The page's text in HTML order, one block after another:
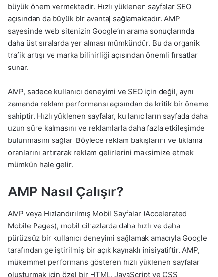
büyük önem vermektedir. Hızlı yüklenen sayfalar SEO
açısından da büyük bir avantaj sağlamaktadır. AMP
sayesinde web sitenizin Google’ın arama sonuçlarında
daha üst sıralarda yer alması mümkündür. Bu da organik
trafik artışı ve marka bilinirliği açısından önemli fırsatlar
sunar.
AMP, sadece kullanıcı deneyimi ve SEO için değil, aynı
zamanda reklam performansı açısından da kritik bir öneme
sahiptir. Hızlı yüklenen sayfalar, kullanıcıların sayfada daha
uzun süre kalmasını ve reklamlarla daha fazla etkileşimde
bulunmasını sağlar. Böylece reklam bakışlarını ve tıklama
oranlarını artırarak reklam gelirlerini maksimize etmek
mümkün hale gelir.
AMP Nasıl Çalışır?
AMP veya Hızlandırılmış Mobil Sayfalar (Accelerated
Mobile Pages), mobil cihazlarda daha hızlı ve daha
pürüzsüz bir kullanıcı deneyimi sağlamak amacıyla Google
tarafından geliştirilmiş bir açık kaynaklı inisiyatiftir. AMP,
mükemmel performans gösteren hızlı yüklenen sayfalar
oluşturmak için özel bir HTML, JavaScript ve CSS